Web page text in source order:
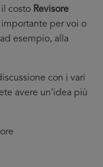
costo Revisore
per voi o
esempio, alla
con i vari
avere un’idea più